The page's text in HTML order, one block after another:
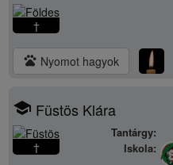
†
pets Nyomot hagyok
school Füstös Klára
†
Tantárgy:
Iskola: